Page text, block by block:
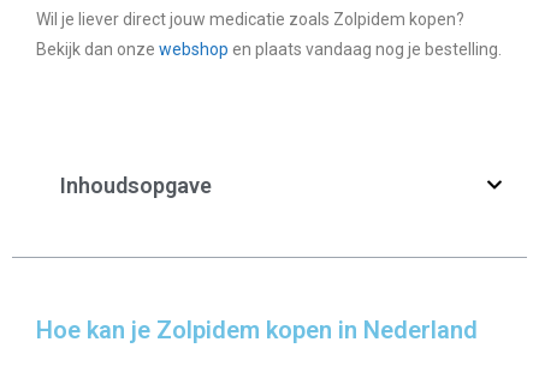
Wil je liever direct jouw medicatie zoals Zolpidem kopen?
Bekijk dan onze webshop en plaats vandaag nog je bestelling.
Inhoudsopgave
Hoe kan je Zolpidem kopen in Nederland